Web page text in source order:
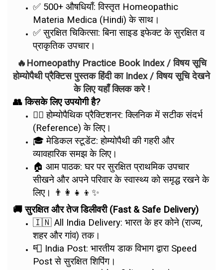
✅ 500+ औषधियाँ: विस्तृत Homeopathic
Materia Medica (Hindi) के साथ।
✅ सुरक्षित चिकित्सा: बिना साइड इफेक्ट के सुरक्षित व
प्राकृतिक उपचार।
🔥Homeopathy Practice Book Index / विषय सूचि
होम्योपैथी प्रैक्टिस पुस्तक हिंदी का Index / विषय सूचि देखने
के लिए यहाँ क्लिक करे !
👥 किसके लिए उपयोगी है?
👨‍⚕️ होम्योपैथिक प्रैक्टिशनर: क्लिनिक में सटीक संदर्भ
(Reference) के लिए।
🎓 मेडिकल स्टूडेंट: होम्योपैथी की गहरी और
व्यावहारिक समझ के लिए।
🏠 आम पाठक: घर पर सुरक्षित प्राथमिक उपचार
सीखने और अपने परिवार के स्वास्थ्य को समृद्ध रखने के
लिए। 👨‍👩‍👧‍👦✨
🚚 सुरक्षित और तेज डिलीवरी (Fast & Safe Delivery)
🇮🇳 All India Delivery: भारत के हर कोने (राज्य,
शहर और गांव) तक।
📮 India Post: भारतीय डाक विभाग द्वारा Speed
Post से सुरक्षित शिपिंग।